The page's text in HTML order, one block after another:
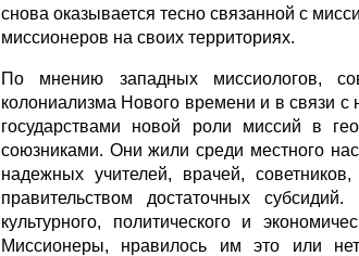
снова оказывается тесно связанной с
миссионеров на своих территориях.
По мнению западных миссиологов,
колониализма Нового времени и в связи
государствами новой роли миссий в
союзниками. Они жили среди местного
надежных учителей, врачей,
правительством достаточных
культурного, политического и
Миссионеры, нравилось им это или